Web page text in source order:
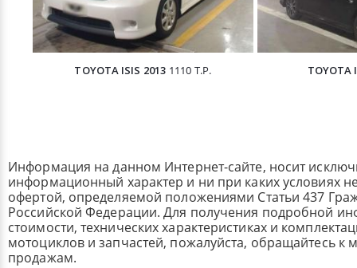
TOYOTA ISIS 2013 1110 Т.Р. TOYOTA
Информация на данном Интернет-сайте, носит
информационный характер и ни при каких условиях
офертой, определяемой положениями Статьи 437
Российской Федерации. Для получения подробной
стоимости, технических характеристиках и
мотоциклов и запчастей, пожалуйста, обращайтесь к
продажам.